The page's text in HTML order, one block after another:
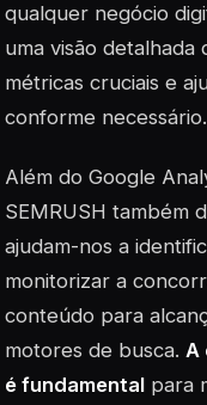
qualquer negócio
uma visão
métricas cruciais e
conforme necessário.
Além do Google
SEMRUSH também
ajudam-nos a
monitorizar a
conteúdo para
motores de busca. A
é fundamental para